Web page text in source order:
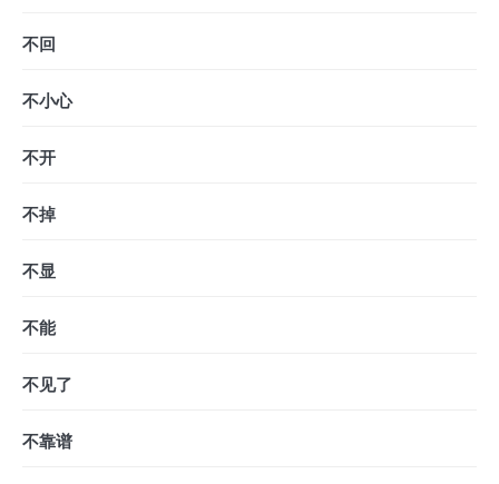
不回
不小心
不开
不掉
不显
不能
不见了
不靠谱